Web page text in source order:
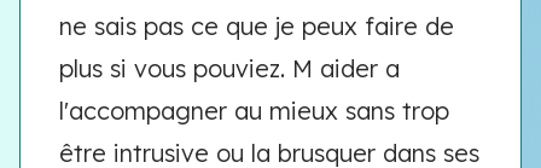
ne sais pas ce que je peux faire de
plus si vous pouviez. M aider a
l'accompagner au mieux sans trop
être intrusive ou la brusquer dans ses